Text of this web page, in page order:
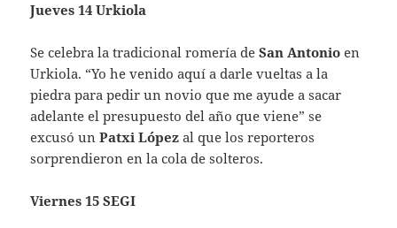
Jueves 14 Urkiola
Se celebra la tradicional romería deSan Antonio en
Urkiola. “Yo he venido aquí a darle vueltas a la
piedra para pedir un novio que me ayude a sacar
adelante el presupuesto del año que viene” se
excusó unPatxi López al que los reporteros
sorprendieron en la cola de solteros.
Viernes 15 SEGI